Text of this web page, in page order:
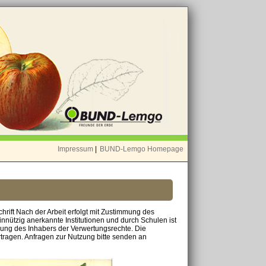
Impressum BUND-Lemgo Homepage
Nach der Arbeit erfolgt mit Zustimmung des
anerkannte Institutionen und durch Schulen ist
des Inhabers der Verwertungsrechte. Die
Anfragen zur Nutzung bitte senden an